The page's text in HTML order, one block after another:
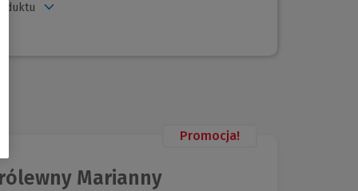
Promocja!
Marianny